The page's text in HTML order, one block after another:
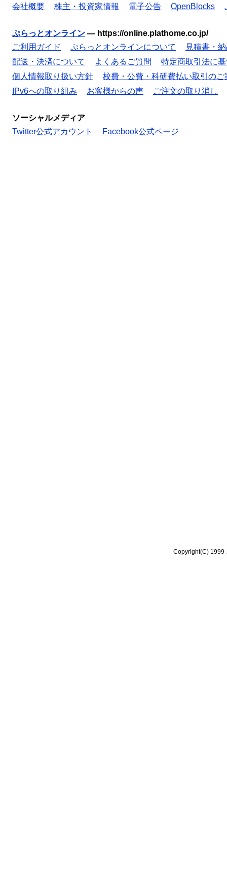
会社概要
株主・投資家情報 電子公告 OpenBlocks
ぷらっとオンライン — https://online.plathome.co.jp/
ご利用ガイド
ぷらっとオンラインについて
見積書・
配送・決済について
よくあるご質問
特定商取引法に
個人情報取り扱い方針
校費・公費・科研費払い取引のご
IPv6への取り組み
お客様からの声 ご注文の取り消し
ソーシャルメディア
Twitter公式アカウント
Facebook公式ページ
Copyright(C)